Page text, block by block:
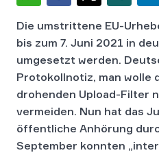
Die umstrittene EU-
bis zum 7. Juni 2021 in
umgesetzt werden.
Protokollnotiz, man wolle
drohenden Upload-Filter
vermeiden. Nun hat das
öffentliche Anhörung
September konnten